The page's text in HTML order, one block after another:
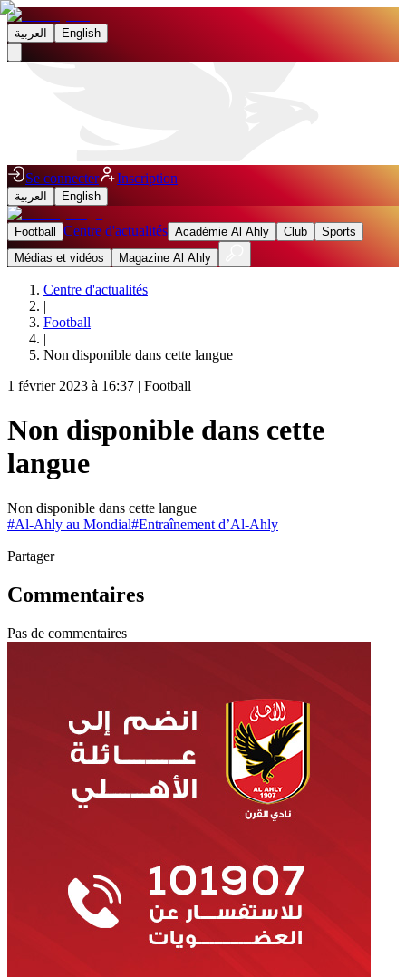
العربية English
Se connecter Inscription
العربية English
Football Centre d'actualités Académie Al Ahly Club
Sports
Médias et vidéos
Magazine Al Ahly
Centre d'actualités
|
Football
|
Non disponible dans cette langue
1 février 2023 à 16:37 | Football
Non disponible dans cette
langue
Non disponible dans cette langue
#Al-Ahly au Mondial#Entraînement d’Al-Ahly
Partager
Commentaires
Pas de commentaires